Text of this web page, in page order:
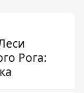
Рога: